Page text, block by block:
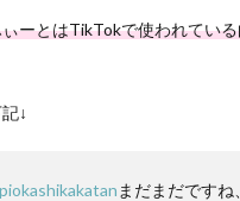
ーとはTikTokで使われてい
↓
まだまだですね